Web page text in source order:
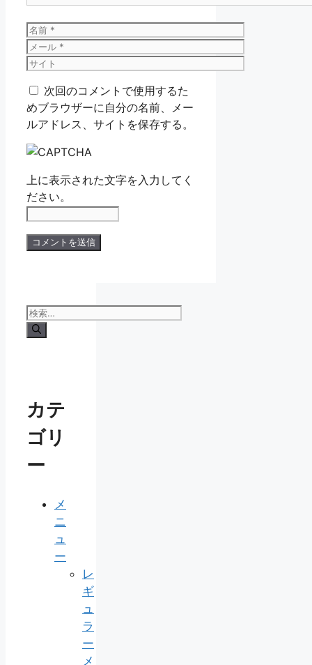
名
前
メ
ー
サ
ト 次回のコメントで使用するた
めブラウザーに自分の名前、メー
ルアドレス、サイトを保存する。
上に表示された文字を入力してく
ださい。
検
索:
カテ
ゴリ
ー
メ
ニ
ュ
ー
レ
ギ
ュ
ラ
ー
メ